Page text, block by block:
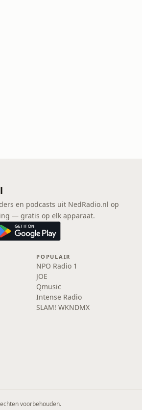
en podcasts uit NedRadio.nl op
— gratis op elk apparaat.
POPULAIR
NPO Radio 1
JOE
Qmusic
Intense Radio
SLAM! WKNDMX
voorbehouden.